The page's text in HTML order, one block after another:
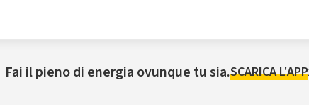
Fai il pieno di energia ovunque tu sia.SCARICA L'APP